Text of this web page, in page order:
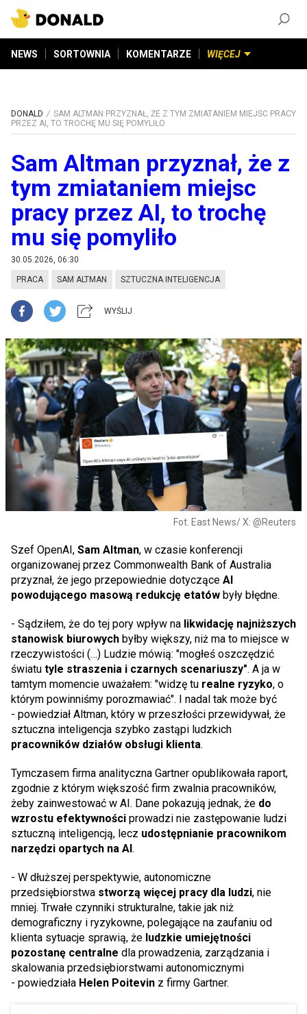
NEWS SORTOWNIA KOMENTARZE WIĘCEJ
DONALD
SAM ALTMAN PRZYZNAŁ, ŻE Z TYM ZMIATANIEM MIEJSC PRACY
PRZEZ AI, TO TROCHĘ MU SIĘ POMYLIŁO
Sam Altman przyznał, że z
tym zmiataniem miejsc
pracy przez AI, to trochę
mu się pomyliło
30.05.2026, 06:30
PRACA SAM ALTMAN SZTUCZNA INTELIGENCJA
WYŚLIJ
Fot. East News/ X: @Reuters
Szef OpenAI, Sam Altman, w czasie konferencji
organizowanej przez Commonwealth Bank of Australia
przyznał, że jego przepowiednie dotyczące AI
powodującego masową redukcję etatów były błędne.
- Sądziłem, że do tej pory wpływ na likwidację najniższych
stanowisk biurowych byłby większy, niż ma to miejsce w
rzeczywistości (…) Ludzie mówią: "mogłeś oszczędzić
światu tyle straszenia i czarnych scenariuszy". A ja w
tamtym momencie uważałem: "widzę tu realne ryzyko, o
którym powinniśmy porozmawiać". I nadal tak może być
- powiedział Altman, który w przeszłości przewidywał, że
sztuczna inteligencja szybko zastąpi ludzkich
pracowników działów obsługi klienta.
Tymczasem firma analityczna Gartner opublikowała raport,
zgodnie z którym większość firm zwalnia pracowników,
żeby zainwestować w AI. Dane pokazują jednak, że do
wzrostu efektywności prowadzi nie zastępowanie ludzi
sztuczną inteligencją, lecz udostępnianie pracownikom
narzędzi opartych na AI.
- W dłuższej perspektywie, autonomiczne
przedsiębiorstwa stworzą więcej pracy dla ludzi, nie
mniej. Trwałe czynniki strukturalne, takie jak niż
demograficzny i ryzykowne, polegające na zaufaniu od
klienta sytuacje sprawią, że ludzkie umiejętności
pozostanę centralne dla prowadzenia, zarządzania i
skalowania przedsiębiorstwami autonomicznymi
- powiedziała Helen Poitevin z firmy Gartner.